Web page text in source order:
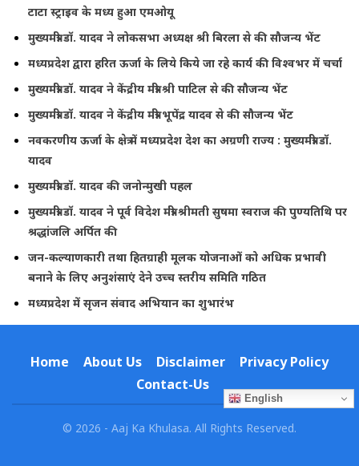
टाटा स्ट्राइव के मध्य हुआ एमओयू
मुख्यमंत्री डॉ. यादव ने लोकसभा अध्यक्ष श्री बिरला से की सौजन्य भेंट
मध्यप्रदेश द्वारा हरित ऊर्जा के लिये किये जा रहे कार्य की विश्वभर में चर्चा
मुख्यमंत्री डॉ. यादव ने केंद्रीय मंत्री श्री पाटिल से की सौजन्य भेंट
मुख्यमंत्री डॉ. यादव ने केंद्रीय मंत्री भूपेंद्र यादव से की सौजन्य भेंट
नवकरणीय ऊर्जा के क्षेत्र में मध्यप्रदेश देश का अग्रणी राज्य : मुख्यमंत्री डॉ.
यादव
मुख्यमंत्री डॉ. यादव की जनोन्मुखी पहल
मुख्यमंत्री डॉ. यादव ने पूर्व विदेश मंत्री श्रीमती सुषमा स्वराज की पुण्यतिथि पर
श्रद्धांजलि अर्पित की
जन-कल्याणकारी तथा हितग्राही मूलक योजनाओं को अधिक प्रभावी
बनाने के लिए अनुशंसाएं देने उच्च स्तरीय समिति गठित
मध्यप्रदेश में सृजन संवाद अभियान का शुभारंभ
Home About Us Disclaimer
Privacy Policy
Contact-Us
English
© 2026 - Aaj Ka Khulasa. All Rights Reserved.